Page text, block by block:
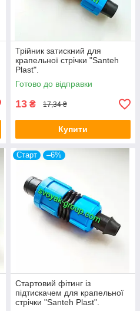
Трійник затискний для
крапельної стрічки "Santeh
Plast".
Готово до відправки
13 ₴ 17,34 ₴
Купити
Старт –6%
Стартовий фітинг із
підтискачем для крапельної
стрічки "Santeh Plast".